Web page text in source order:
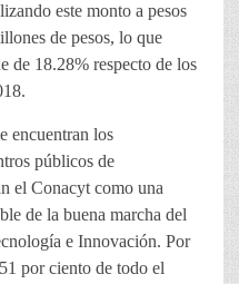
este monto a pesos
de pesos, lo que
de 18.28% respecto de los
encuentran los
públicos de
el Conacyt como una
de la buena marcha del
e Innovación. Por
por ciento de todo el